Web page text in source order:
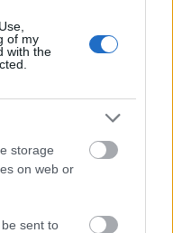
of my
with the
storage
on web or
sent to
történelem. A
a kiváló író
egyet, és olyan jó
hogy öröm olvasni
híven teljes